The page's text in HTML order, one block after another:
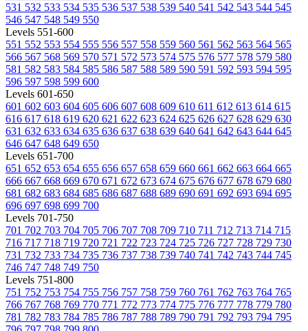
531 532 533 534 535 536 537 538 539 540 541 542 543 544 545
546 547 548 549 550
Levels 551-600
551 552 553 554 555 556 557 558 559 560 561 562 563 564 565
566 567 568 569 570 571 572 573 574 575 576 577 578 579 580
581 582 583 584 585 586 587 588 589 590 591 592 593 594 595
596 597 598 599 600
Levels 601-650
601 602 603 604 605 606 607 608 609 610 611 612 613 614 615
616 617 618 619 620 621 622 623 624 625 626 627 628 629 630
631 632 633 634 635 636 637 638 639 640 641 642 643 644 645
646 647 648 649 650
Levels 651-700
651 652 653 654 655 656 657 658 659 660 661 662 663 664 665
666 667 668 669 670 671 672 673 674 675 676 677 678 679 680
681 682 683 684 685 686 687 688 689 690 691 692 693 694 695
696 697 698 699 700
Levels 701-750
701 702 703 704 705 706 707 708 709 710 711 712 713 714 715
716 717 718 719 720 721 722 723 724 725 726 727 728 729 730
731 732 733 734 735 736 737 738 739 740 741 742 743 744 745
746 747 748 749 750
Levels 751-800
751 752 753 754 755 756 757 758 759 760 761 762 763 764 765
766 767 768 769 770 771 772 773 774 775 776 777 778 779 780
781 782 783 784 785 786 787 788 789 790 791 792 793 794 795